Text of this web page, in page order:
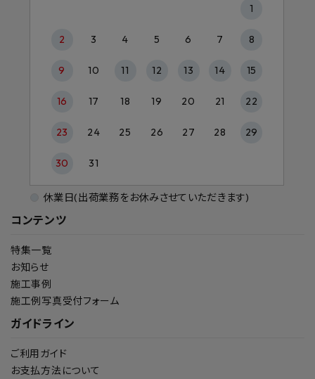
コンテンツ
特集一覧
お知らせ
施工事例
施工例写真受付フォーム
ガイドライン
ご利用ガイド
お支払方法について
1
2 3 4 5 6 7 8
9 10 11 12 13 14 15
16 17 18 19 20 21 22
23 24 25 26 27 28 29
30 31
休業日(出荷業務をお休みさせていただきます)